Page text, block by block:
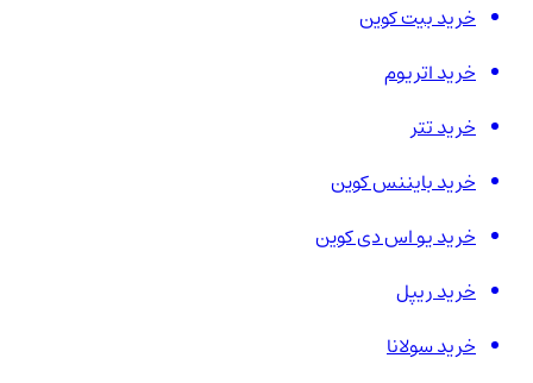
خرید بیت کوین
خرید اتریوم
خرید تتر
خرید بایننس کوین
خرید یو اس دی کوین
خرید ریپل
خرید سولانا